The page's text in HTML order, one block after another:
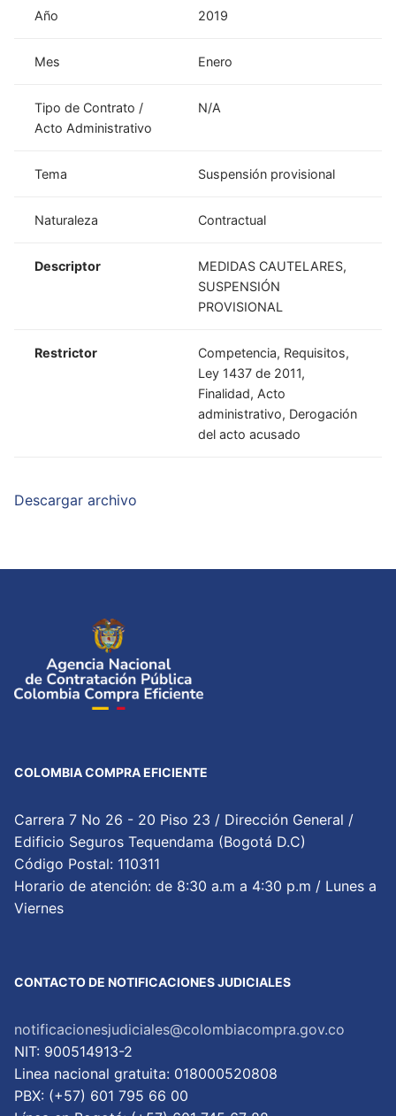
Año 2019
Mes Enero
Tipo de Contrato /
Acto Administrativo
N/A
Tema Suspensión provisional
Naturaleza Contractual
Descriptor
MEDIDAS CAUTELARES,
SUSPENSIÓN
PROVISIONAL
Restrictor
Competencia, Requisitos,
Ley 1437 de 2011,
Finalidad, Acto
administrativo, Derogación
del acto acusado
Descargar archivo
COLOMBIA COMPRA EFICIENTE
Carrera 7 No 26 - 20 Piso 23 / Dirección General /
Edificio Seguros Tequendama (Bogotá D.C)
Código Postal: 110311
Horario de atención: de 8:30 a.m a 4:30 p.m / Lunes a
Viernes
CONTACTO DE NOTIFICACIONES JUDICIALES
notificacionesjudiciales@colombiacompra.gov.co
NIT: 900514913-2
Linea nacional gratuita: 018000520808
PBX: (+57) 601 795 66 00